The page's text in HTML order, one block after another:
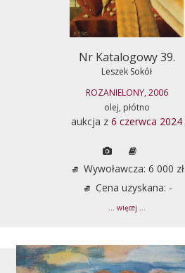
Nr Katalogowy 39.
Leszek Sokół
ROZANIELONY, 2006
olej, płótno
aukcja z 6 czerwca 2024
Wywoławcza: 6 000 zł
Cena uzyskana: -
... więcej ...